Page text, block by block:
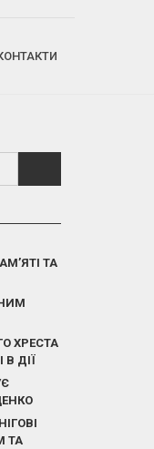
ТА
ХРЕСТА
ДІЇ
ТА